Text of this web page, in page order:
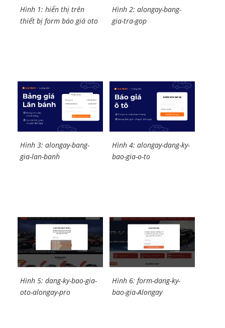
Hình 1: hiển thị trên
thiết bị form báo giá oto
Hình 2: alongay-bang-
gia-tra-gop
Hình 3: alongay-bang-
gia-lan-banh
Hình 4: alongay-dang-ky-
bao-gia-o-to
Hình 5: dang-ky-bao-gia-
oto-alongay-pro
Hình 6: form-dang-ky-
bao-gia-Alongay